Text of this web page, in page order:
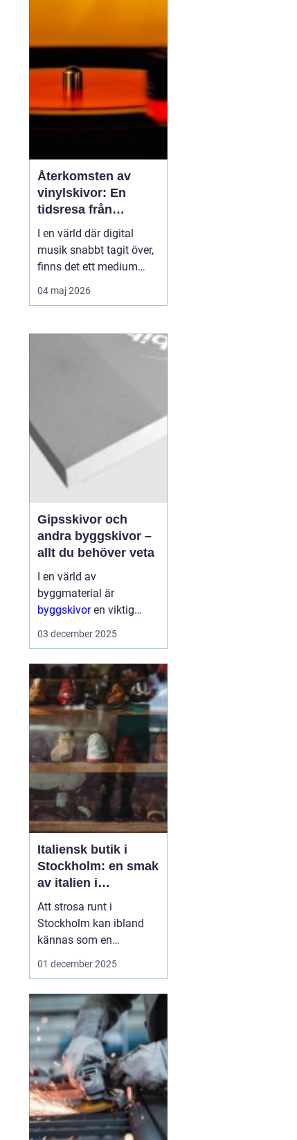
Återkomsten av
vinylskivor: En
tidsresa från
nostalgi till nutid
I en värld där digital
musik snabbt tagit över,
finns det ett medium
som fortsätter att
fascinera: vinylskivor.
närapå försvann, har de
04 maj 2026
Gipsskivor och
andra byggskivor –
allt du behöver veta
I en värld av
byggmaterial är
byggskivoren viktig
komponent som ger
De är mångsidiga, hå...
03 december 2025
Italiensk butik i
Stockholm: en smak
av italien i
huvudstaden
Att strosa runt i
Stockholm kan ibland
kännas som en
promenad genom
från olika länder smälter
samman och skapar en
unik atmosfär i Sveriges
huvudstad. För den som
&a...
01 december 2025